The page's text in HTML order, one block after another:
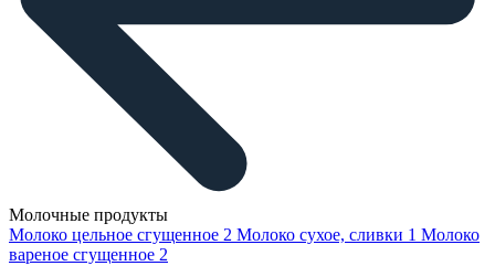
Молочные продукты
Молоко цельное сгущенное 2 Молоко сухое, сливки 1 Молоко
вареное сгущенное 2